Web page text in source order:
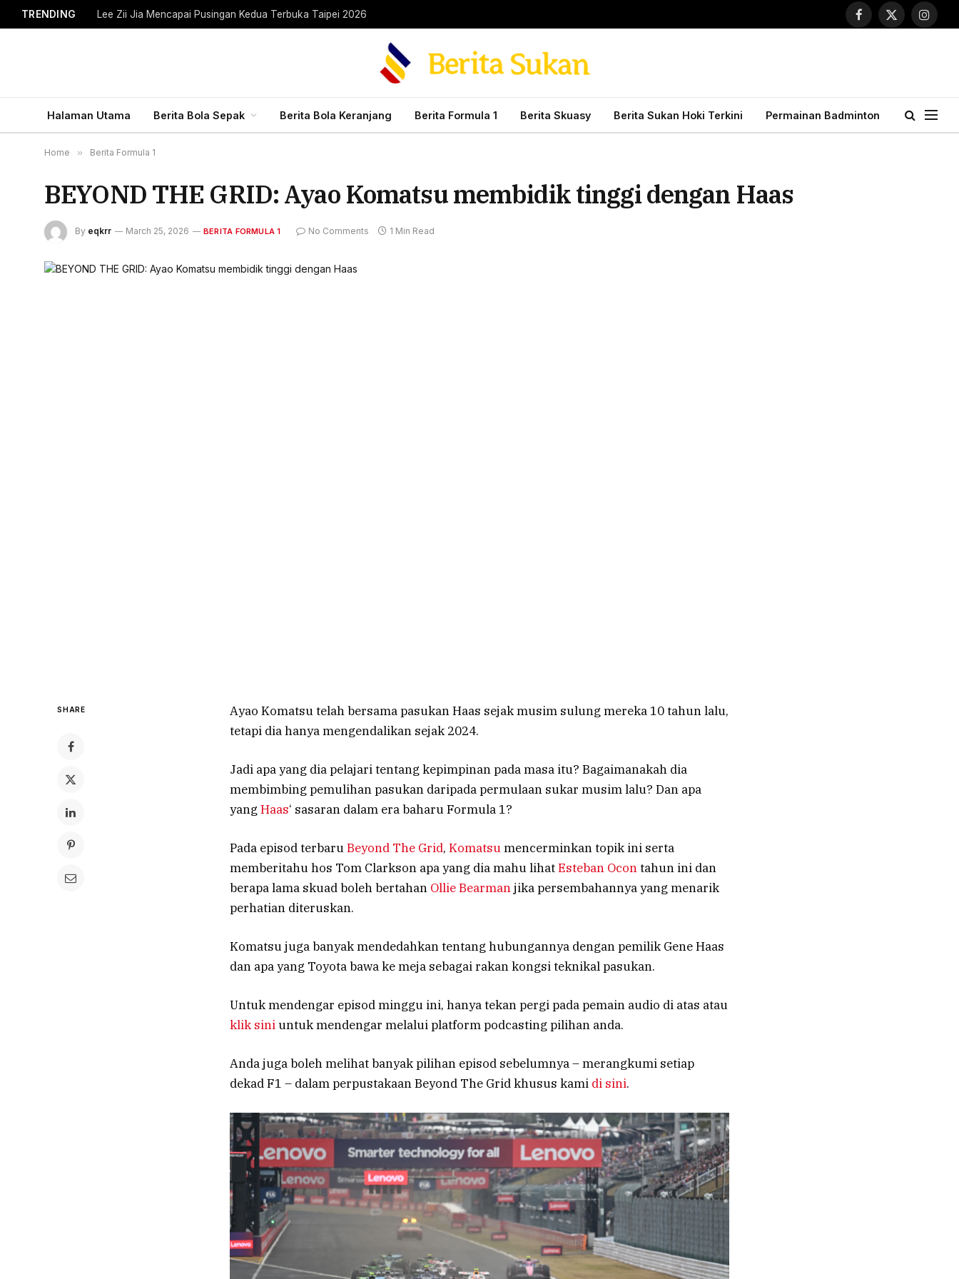
TRENDING Lee Zii Jia Mencapai Pusingan Kedua Terbuka Taipei 2026
Facebook
X
Halaman Utama Berita Bola Sepak Berita Bola Keranjang Berita Formula 1 Berita Skuasy Berita Sukan Hoki Terkini Permainan Badminton
Home » Berita Formula 1
BEYOND THE GRID: Ayao Komatsu membidik tinggi dengan Haas
By eqkrr March 25, 2026 BERITA FORMULA 1 No Comments 1 Min Read
SHARE
Ayao Komatsu telah bersama pasukan Haas sejak musim sulung mereka 10 tahun lalu,
tetapi dia hanya mengendalikan sejak 2024.
Jadi apa yang dia pelajari tentang kepimpinan pada masa itu? Bagaimanakah dia
membimbing pemulihan pasukan daripada permulaan sukar musim lalu? Dan apa
yang Haas‘ sasaran dalam era baharu Formula 1?
Pada episod terbaruBeyond The Grid, Komatsumencerminkan topik ini serta
memberitahu hos Tom Clarkson apa yang dia mahu lihatEsteban Ocontahun ini dan
berapa lama skuad boleh bertahan Ollie Bearmanjika persembahannya yang menarik
perhatian diteruskan.
Komatsu juga banyak mendedahkan tentang hubungannya dengan pemilik Gene Haas
dan apa yang Toyota bawa ke meja sebagai rakan kongsi teknikal pasukan.
Untuk mendengar episod minggu ini, hanya tekan pergi pada pemain audio di atas atau
klik siniuntuk mendengar melalui platform podcasting pilihan anda.
Anda juga boleh melihat banyak pilihan episod sebelumnya – merangkumi setiap
dekad F1 – dalam perpustakaan Beyond The Grid khusus kami di sini.